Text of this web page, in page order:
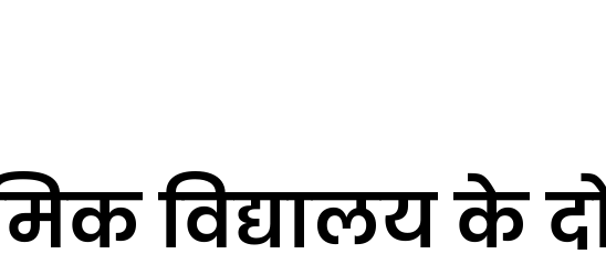
विद्यालय के